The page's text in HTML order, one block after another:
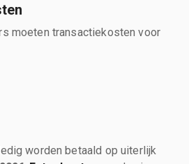
moeten transactiekosten voor
worden betaald op uiterlijk